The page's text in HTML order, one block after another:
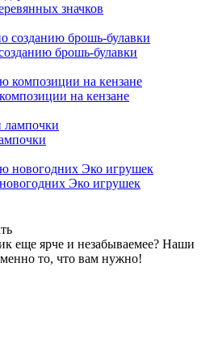
значков
брошь-булавки
на кензане
Эко игрушек
еще ярче и незабываемее? Наши
то, что вам нужно!